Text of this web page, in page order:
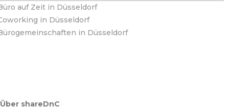
auf Zeit in Düsseldorf
in Düsseldorf
in Düsseldorf
Über shareDnC